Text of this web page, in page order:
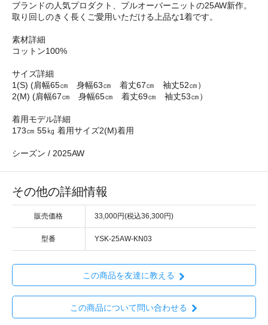
ブランドの人気プロダクト、プルオーバーニットの25AW新作。
取り回しのきく長くご愛用いただける上品な1着です。
素材詳細
コットン100%
サイズ詳細
1(S) (肩幅65㎝ 身幅63㎝ 着丈67㎝ 袖丈52㎝）
2(M) (肩幅67㎝ 身幅65㎝ 着丈69㎝ 袖丈53㎝）
着用モデル詳細
173㎝ 55㎏ 着用サイズ2(M)着用
シーズン / 2025AW
その他の詳細情報
販売価格 33,000円(税込36,300円)
型番 YSK-25AW-KN03
この商品を友達に教える
この商品について問い合わせる